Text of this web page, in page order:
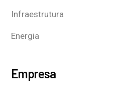
Infraestrutura
Energia
Empresa